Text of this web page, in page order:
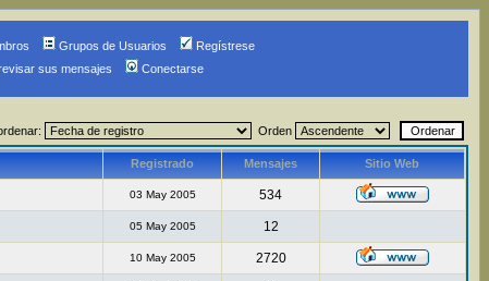
Grupos de Usuarios
Regístrese
sus mensajes Conectarse
Orden
Registrado Mensajes Sitio Web
03 May 2005 534
05 May 2005 12
10 May 2005 2720